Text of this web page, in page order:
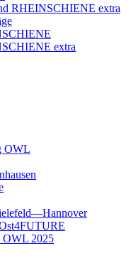
RHEINSCHIENE extra
extra
OWL
OWL 2025